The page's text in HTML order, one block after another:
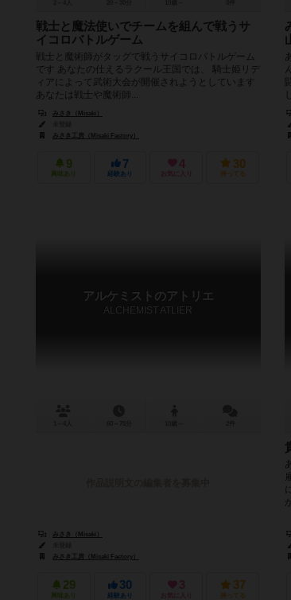
戦士と魔法使いでチームを組んで戦うサ
イコロバトルゲーム
戦士と魔術師がタッグで戦うサイコロバトルゲーム
です あなたの仕えるラクール王国では、 騎士姫リデ
ィアによって武術大会が開催されようとしています
あなたは戦士や魔術師...
みさき（Misaki）
みさき工房（Misaki Factory）
9
興味あり
7
経験あり
4
お気に入り
30
持ってる
アルケミストのアトリエ
ALCHEMIST ATLIER
みさき（Misaki）
みさき工房（Misaki Factory）
29
興味あり
30
経験あり
3
お気に入り
37
持ってる